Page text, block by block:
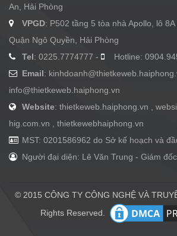
An, Hải Phòng
VPGD: P502 tầng 5 tòa nhà Apollo, lô 8A
Quận Ngô Quyền, Hải Phòng
Tel: 0225.7774777 -
Hotline:
Email:
info@thietkeweb.haiphong.vn
Website: thietkeweb.haiphong.vn ,
hig.com.vn , thietkewebhaiphong.vn
MST: 0201586962 do Sở kế hoạch và
Người đại diện: Lê Văn Trung - Giám đốc
© 2015 CÔNG TY CÔNG NGHỆ VÀ
Rights Reserved.